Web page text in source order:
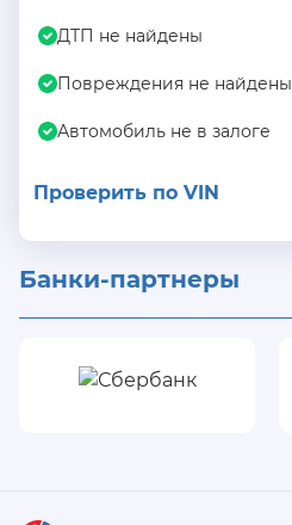
ДТП не найдены
Повреждения не найдены
Автомобиль не в залоге
Проверить по VIN
Банки-партнеры